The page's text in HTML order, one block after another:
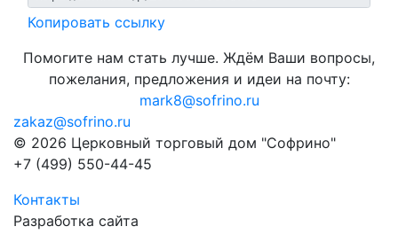
Копировать ссылку
Помогите нам стать лучше. Ждём Ваши вопросы,
пожелания, предложения и идеи на почту:
mark8@sofrino.ru
zakaz@sofrino.ru
© 2026 Церковный торговый дом "Софрино"
+7 (499) 550-44-45
Контакты
Разработка сайта